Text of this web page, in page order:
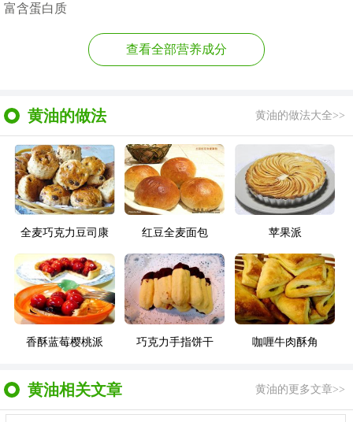
富含蛋白质
查看全部营养成分
黄油的做法 黄油的做法大全>>
全麦巧克力豆司康 红豆全麦面包 苹果派
香酥蓝莓樱桃派 巧克力手指饼干 咖喱牛肉酥角
黄油相关文章 黄油的更多文章>>